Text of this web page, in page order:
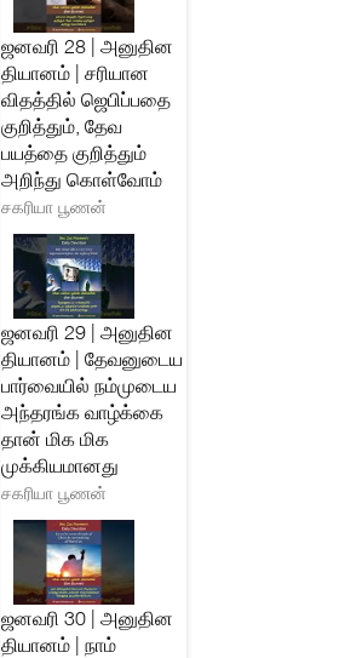
ஜனவரி 28 | அனுதின
தியானம் | சரியான
விதத்தில் ஜெபிப்பதை
குறித்தும், தேவ
பயத்தை குறித்தும்
அறிந்து கொள்வோம்
சகரியா பூணன்
ஜனவரி 29 | அனுதின
தியானம் | தேவனுடைய
பார்வையில் நம்முடைய
அந்தரங்க வாழ்க்கை
தான் மிக மிக
முக்கியமானது
சகரியா பூணன்
ஜனவரி 30 | அனுதின
தியானம் | நாம்